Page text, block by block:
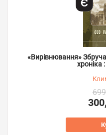
«Вирівнювання»
хроніка